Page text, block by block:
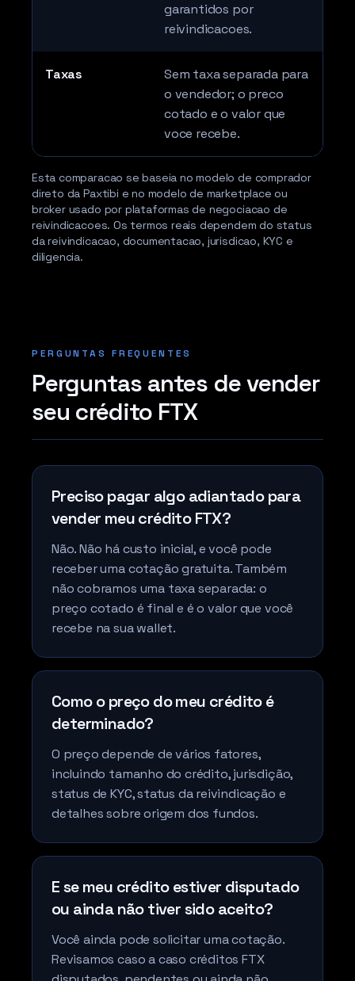
garantidos por
reivindicacoes.
Taxas
Sem taxa separada para
o vendedor; o preco
cotado e o valor que
voce recebe.
Esta comparacao se baseia no modelo de comprador
direto da Paxtibi e no modelo de marketplace ou
broker usado por plataformas de negociacao de
reivindicacoes. Os termos reais dependem do status
da reivindicacao, documentacao, jurisdicao, KYC e
diligencia.
PERGUNTAS FREQUENTES
Perguntas antes de vender
seu crédito FTX
Preciso pagar algo adiantado para
vender meu crédito FTX?
Não. Não há custo inicial, e você pode
receber uma cotação gratuita. Também
não cobramos uma taxa separada: o
preço cotado é final e é o valor que você
recebe na sua wallet.
Como o preço do meu crédito é
determinado?
O preço depende de vários fatores,
incluindo tamanho do crédito, jurisdição,
status de KYC, status da reivindicação e
detalhes sobre origem dos fundos.
E se meu crédito estiver disputado
ou ainda não tiver sido aceito?
Você ainda pode solicitar uma cotação.
Revisamos caso a caso créditos FTX